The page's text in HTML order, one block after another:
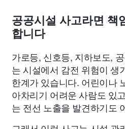
공공시설 사고라면 책
합니다
가로등, 신호등, 지하보도,
는 시설에서 감전 위험이 생
한계가 있습니다. 어린이나
아차리기 어려운 사람도 있
는 전선 노출을 발견하기도